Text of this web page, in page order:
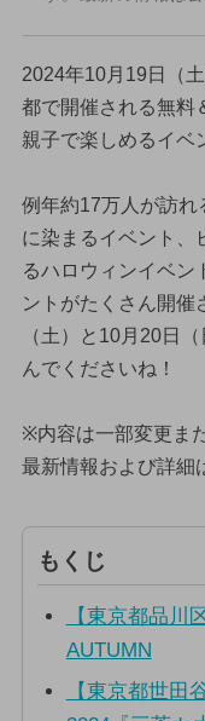
2024年10月19日（
都で開催される無料
親子で楽しめるイベ
例年約17万人が訪れ
に染まるイベント、
るハロウィンイベン
ントがたくさん開催
（土）と10月20日
んでくださいね！
※内容は一部変更ま
最新情報および詳細
もくじ
【東京都品川
AUTUMN
【東京都世田